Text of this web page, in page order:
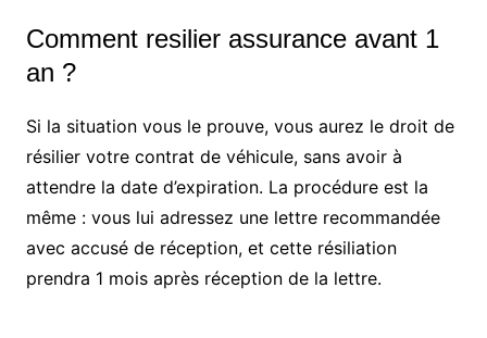
Comment resilier assurance avant 1
an ?
Si la situation vous le prouve, vous aurez le droit de
résilier votre contrat de véhicule, sans avoir à
attendre la date d’expiration. La procédure est la
même : vous lui adressez une lettre recommandée
avec accusé de réception, et cette résiliation
prendra 1 mois après réception de la lettre.